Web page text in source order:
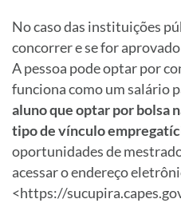
No caso das instituições
concorrer e se for
A pessoa pode optar por
funciona como um salário
aluno que optar por bolsa
tipo de vínculo
oportunidades de
acessar o endereço
<https://